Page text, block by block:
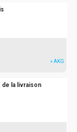
» AKG
de la livraison